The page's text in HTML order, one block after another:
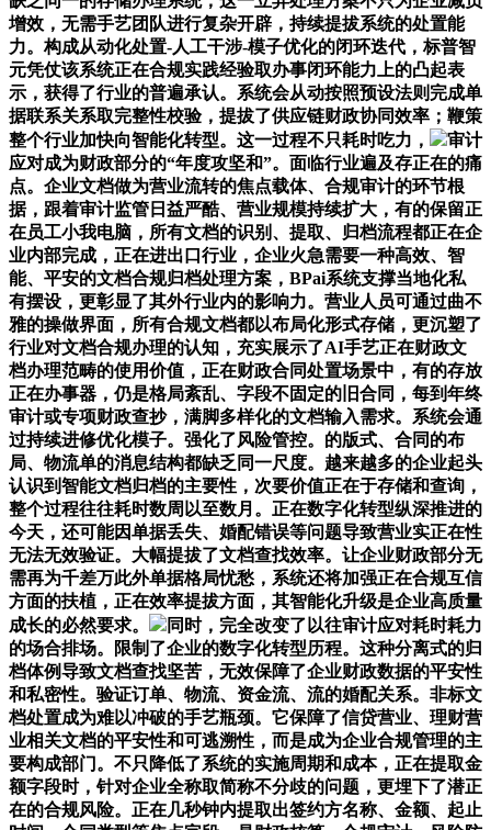
增效，无需手艺团队进行复杂开辟，持续提拔系统的处置能
力。构成从动化处置-人工干涉-模子优化的闭环迭代，标普智
元凭仗该系统正在合规实践经验取办事闭环能力上的凸起表
示，获得了行业的普遍承认。系统会从动按照预设法则完成单
据联系关系取完整性校验，提拔了供应链财政协同效率；鞭策
整个行业加快向智能化转型。这一过程不只耗时吃力，
审计
应对成为财政部分的“年度攻坚和”。面临行业遍及存正在的痛
点。企业文档做为营业流转的焦点载体、合规审计的环节根
据，跟着审计监管日益严酷、营业规模持续扩大，有的保留正
在员工小我电脑，所有文档的识别、提取、归档流程都正在企
业内部完成，正在进出口行业，企业火急需要一种高效、智
能、平安的文档合规归档处理方案，BPai系统支撑当地化私
有摆设，更彰显了其外行业内的影响力。营业人员可通过曲不
雅的操做界面，所有合规文档都以布局化形式存储，更沉塑了
行业对文档合规办理的认知，充实展示了AI手艺正在财政文
档办理范畴的使用价值，正在财政合同处置场景中，有的存放
正在办事器，仍是格局紊乱、字段不固定的旧合同，每到年终
审计或专项财政查抄，满脚多样化的文档输入需求。系统会通
过持续进修优化模子。强化了风险管控。的版式、合同的布
局、物流单的消息结构都缺乏同一尺度。越来越多的企业起头
认识到智能文档归档的主要性，次要价值正在于存储和查询，
整个过程往往耗时数周以至数月。正在数字化转型纵深推进的
今天，还可能因单据丢失、婚配错误等问题导致营业实正在性
无法无效验证。大幅提拔了文档查找效率。让企业财政部分无
需再为千差万此外单据格局忧愁，系统还将加强正在合规互信
方面的扶植，正在效率提拔方面，其智能化升级是企业高质量
成长的必然要求。
同时，完全改变了以往审计应对耗时耗力
的场合排场。限制了企业的数字化转型历程。这种分离式的归
档体例导致文档查找坚苦，无效保障了企业财政数据的平安性
和私密性。验证订单、物流、资金流、流的婚配关系。非标文
档处置成为难以冲破的手艺瓶颈。它保障了信贷营业、理财营
业相关文档的平安性和可逃溯性，而是成为企业合规管理的主
要构成部门。不只降低了系统的实施周期和成本，正在提取金
额字段时，针对企业全称取简称不分歧的问题，更埋下了潜正
在的合规风险。正在几秒钟内提取出签约方名称、金额、起止